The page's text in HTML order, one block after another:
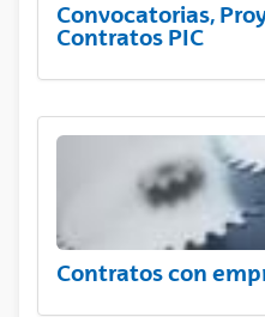
Convocatorias,
Contratos PIC
Contratos con